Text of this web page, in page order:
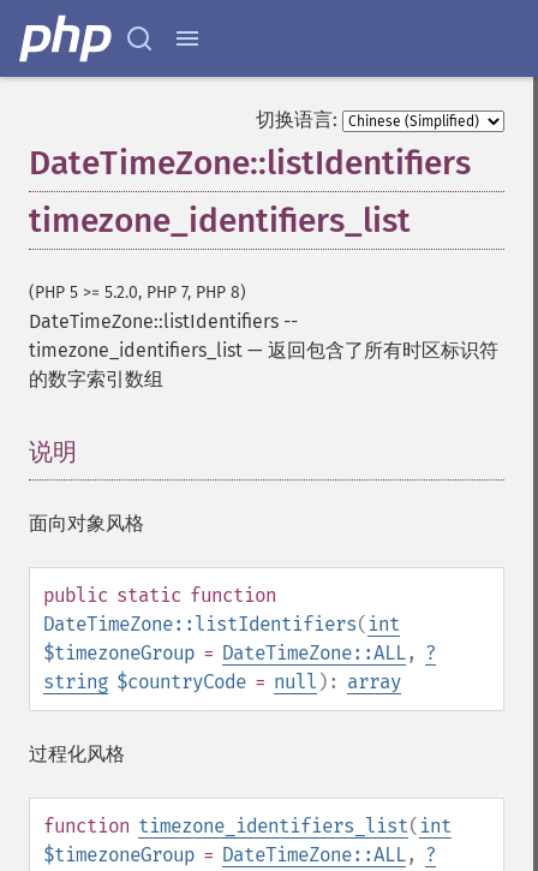
切换语言:
DateTimeZone::listIdentifiers
timezone_identifiers_list
(PHP 5 >= 5.2.0, PHP 7, PHP 8)
DateTimeZone::listIdentifiers --
timezone_identifiers_list — 返回包含了所有时区标识符
的数字索引数组
说明
面向对象风格
public static function
DateTimeZone::listIdentifiers( int
$timezoneGroup = DateTimeZone::ALL, ?
string $countryCode = null ): array
过程化风格
function timezone_identifiers_list( int
$timezoneGroup = DateTimeZone::ALL, ?